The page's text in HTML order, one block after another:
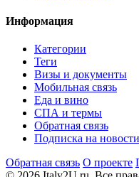
Информация
Категории
Теги
Визы и документы
Мобильная связь
Еда и вино
СПА и термы
Обратная связь
Подписка на новости
Обратная связь О проекте